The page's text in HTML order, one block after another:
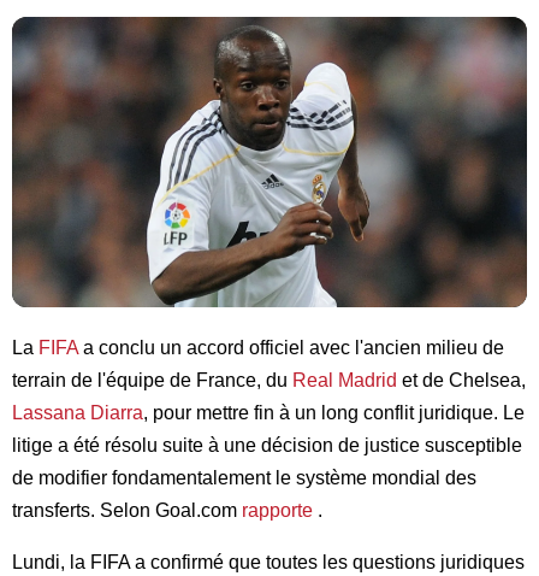
La FIFA a conclu un accord officiel avec l'ancien milieu de
terrain de l'équipe de France, du Real Madrid et de Chelsea,
Lassana Diarra, pour mettre fin à un long conflit juridique. Le
litige a été résolu suite à une décision de justice susceptible
de modifier fondamentalement le système mondial des
transferts. Selon Goal.com rapporte .
Lundi, la FIFA a confirmé que toutes les questions juridiques